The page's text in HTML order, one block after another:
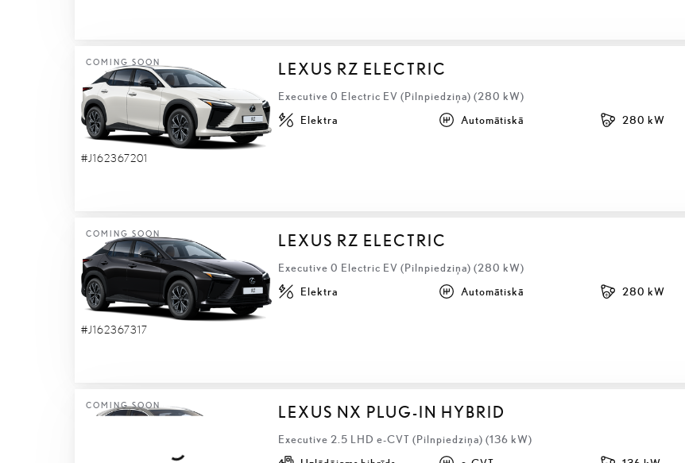
COMING SOON
#J162367201
LEXUS RZ ELECTRIC
Executive 0 Electric EV (Pilnpiedziņa) (280 kW)
Elektra Automātiskā 280 kW
COMING SOON
#J162367317
LEXUS RZ ELECTRIC
Executive 0 Electric EV (Pilnpiedziņa) (280 kW)
Elektra Automātiskā 280 kW
COMING SOON LEXUS NX PLUG-IN HYBRID
Executive 2.5 LHD e-CVT (Pilnpiedziņa) (136 kW)